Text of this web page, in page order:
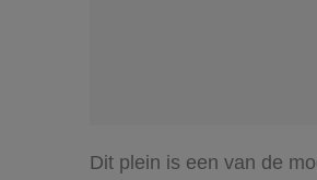
Dit plein is een van de